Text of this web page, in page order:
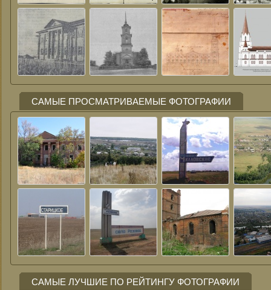
САМЫЕ ПРОСМАТРИВАЕМЫЕ ФОТОГРАФИИ
САМЫЕ ЛУЧШИЕ ПО РЕЙТИНГУ ФОТОГРАФИИ